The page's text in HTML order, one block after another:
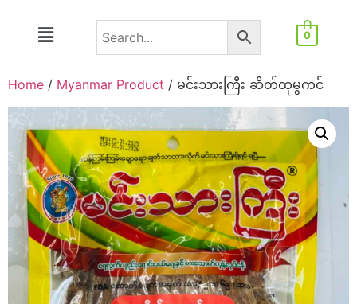
0
Home / Myanmar Product / မင်းသားကြီး ဆိတ်ထုမွကင်